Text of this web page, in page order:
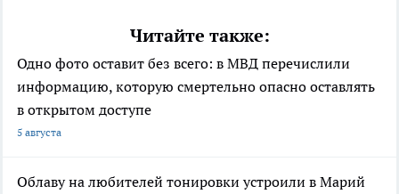
Читайте также:
Одно фото оставит без всего: в МВД перечислили
информацию, которую смертельно опасно оставлять
в открытом доступе
5 августа
Облаву на любителей тонировки устроили в Марий